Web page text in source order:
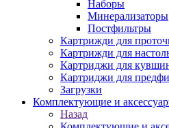
Наборы
Минерализаторы
Постфильтры
Картрижди для
Картрижди для
Картриджи для
Картриджи для
Загрузки
Комплектующие и
Назад